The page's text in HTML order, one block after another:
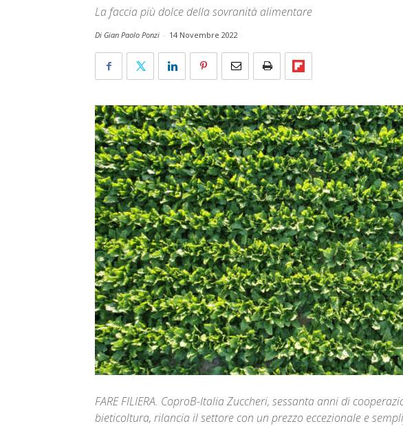
La faccia più dolce della sovranità alimentare
Di Gian Paolo Ponzi - 14 Novembre 2022
FARE FILIERA. CoproB-Italia Zuccheri, sessanta anni di
bieticoltura, rilancia il settore con un prezzo eccezionale e